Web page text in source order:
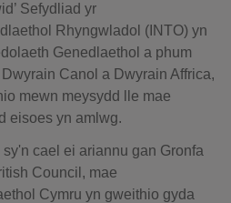
Sefydliad yr
Rhyngwladol (INTO) yn
Genedlaethol a phum
Canol a Dwyrain Affrica,
mewn meysydd lle mae
eisoes yn amlwg.
cael ei ariannu gan Gronfa
Council, mae
Cymru yn gweithio gyda